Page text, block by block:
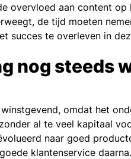
overvloed aan content op
de tijd moeten
succes te overleven in
nog steeds
omdat het
al te veel kapitaal
naar goed
klantenservice